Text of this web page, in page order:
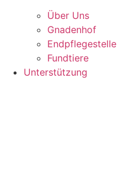
Über Uns
Gnadenhof
Endpflegestelle
Fundtiere
Unterstützung